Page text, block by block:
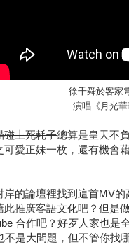
徐千舜於客家
演唱《月光華
碰上死耗子總算是皇天不
可愛正妹一枚，還有機會
岸的論壇裡找到這首MV
此推廣客語文化吧？但是
合作吧？好歹人家也是
不是大問題，但不管你找